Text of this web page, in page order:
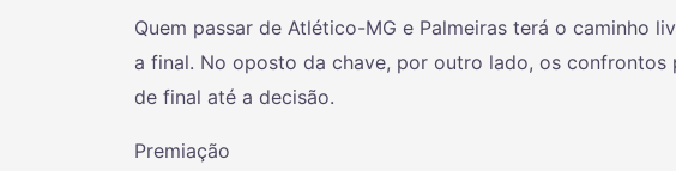
Quem passar de Atlético-MG e Palmeiras terá o caminho
a final. No oposto da chave, por outro lado, os confrontos
de final até a decisão.
Premiação